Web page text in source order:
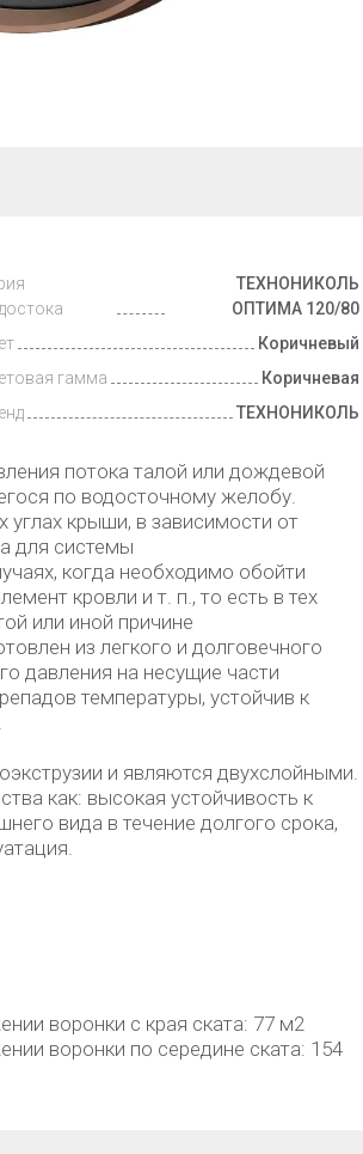
ТЕХНОНИКОЛЬ
ОПТИМА 120/80
Коричневый
гамма
Коричневая
ТЕХНОНИКОЛЬ
потока талой или дождевой
по водосточному желобу.
крыши, в зависимости от
для системы
когда необходимо обойти
кровли и т. п., то есть в тех
или иной причине
из легкого и долговечного
давления на несущие части
температуры, устойчив к
и являются двухслойными.
как: высокая устойчивость к
вида в течение долгого срока,
воронки с края ската: 77 м2
воронки по середине ската: 154